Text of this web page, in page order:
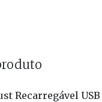
Recarregável